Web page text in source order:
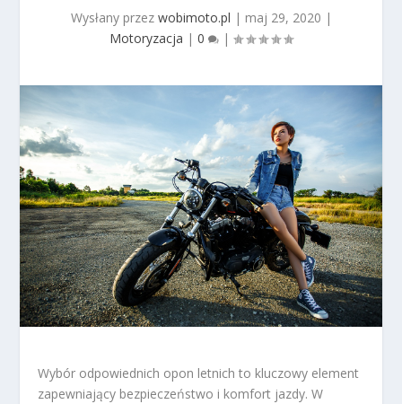
Wysłany przez wobimoto.pl | maj 29, 2020 |
Motoryzacja | 0 |
Wybór odpowiednich opon letnich to kluczowy element
zapewniający bezpieczeństwo i komfort jazdy. W